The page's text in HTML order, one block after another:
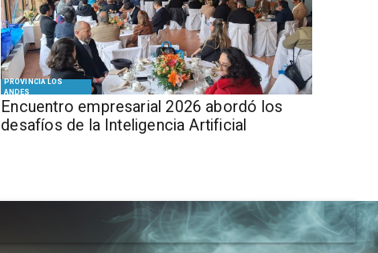
PROVINCIA LOS
ANDES
Encuentro empresarial 2026 abordó los
desafíos de la Inteligencia Artificial